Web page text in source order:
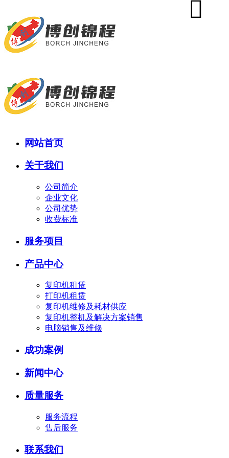
网站首页
关于我们
公司简介
企业文化
公司优势
收费标准
服务项目
产品中心
复印机租赁
打印机租赁
复印机维修及耗材供应
复印机整机及解决方案销售
电脑销售及维修
成功案例
新闻中心
质量服务
服务流程
售后服务
联系我们